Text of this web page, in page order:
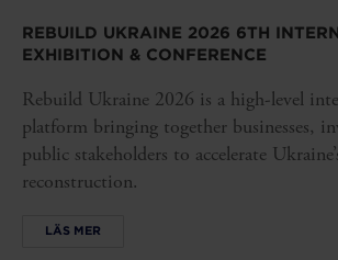
REBUILD UKRAINE 2026 6TH
EXHIBITION & CONFERENCE
Rebuild Ukraine 2026 is a high-level
platform bringing together businesses,
public stakeholders to accelerate
reconstruction.
LÄS MER